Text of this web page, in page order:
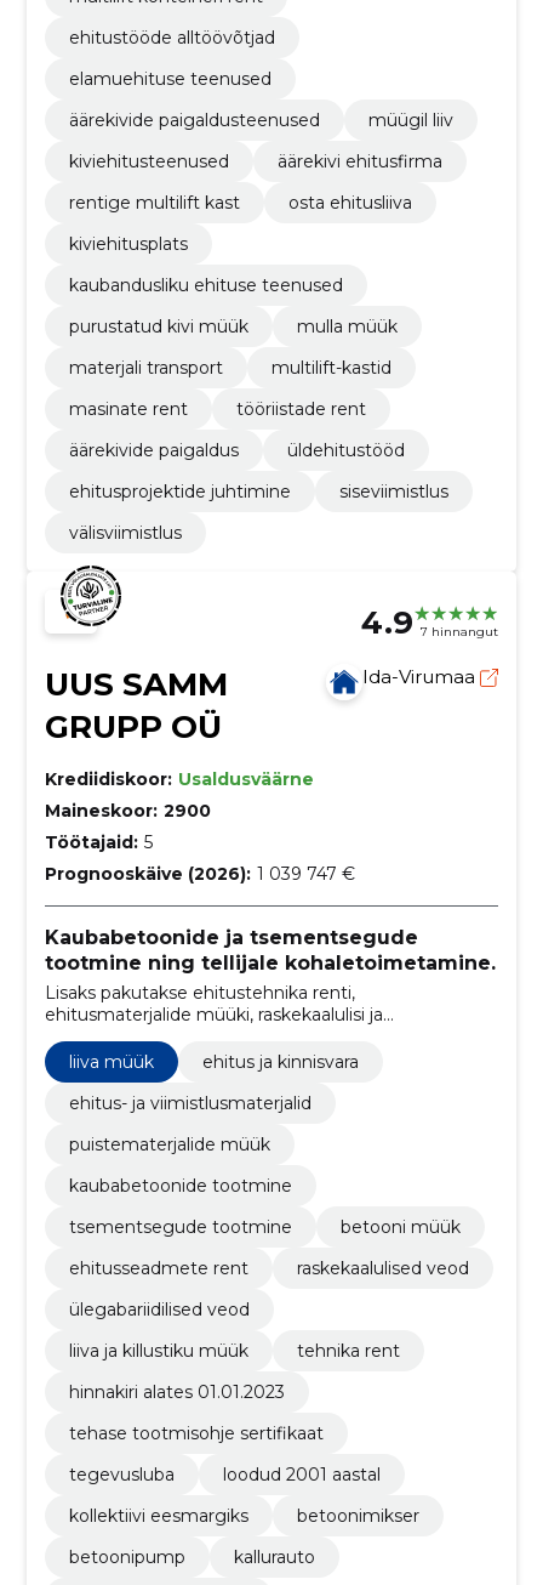
ehitustööde alltöövõtjad
elamuehituse teenused
äärekivide paigaldusteenused
müügil liiv
kiviehitusteenused
äärekivi ehitusfirma
rentige multilift kast
osta ehitusliiva
kiviehitusplats
kaubandusliku ehituse teenused
purustatud kivi müük
mulla müük
materjali transport
multilift-kastid
masinate rent
tööriistade rent
äärekivide paigaldus
üldehitustööd
ehitusprojektide juhtimine
siseviimistlus
välisviimistlus
4.9 7 hinnangut
UUS SAMM
GRUPP OÜ
Ida-Virumaa
Krediidiskoor: Usaldusväärne
Maineskoor: 2900
Töötajaid: 5
Prognooskäive (2026): 1 039 747 €
Kaubabetoonide ja tsementsegude
tootmine ning tellijale kohaletoimetamine.
Lisaks pakutakse ehitustehnika renti,
ehitusmaterjalide müüki, raskekaalulisi ja
liiva müük
ehitus ja kinnisvara
ehitus- ja viimistlusmaterjalid
puistematerjalide müük
kaubabetoonide tootmine
tsementsegude tootmine
betooni müük
ehitusseadmete rent
raskekaalulised veod
ülegabariidilised veod
liiva ja killustiku müük
tehnika rent
hinnakiri alates 01.01.2023
tehase tootmisohje sertifikaat
tegevusluba
loodud 2001 aastal
kollektiivi eesmargiks
betoonimikser
betoonipump
kallurauto